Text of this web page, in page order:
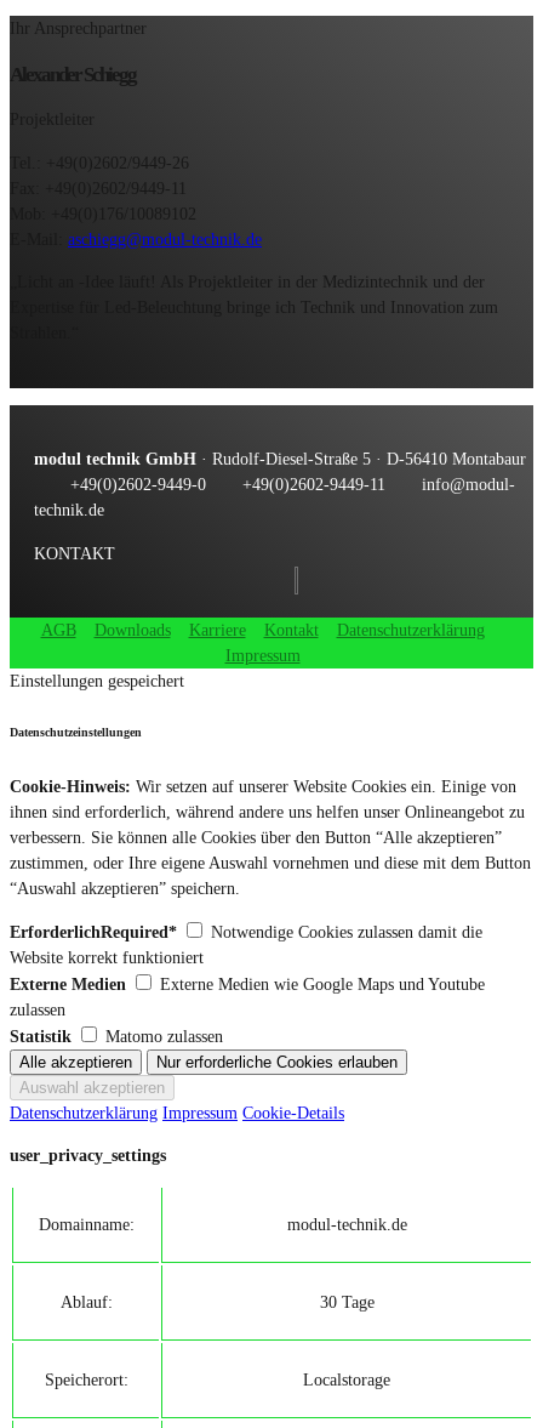
Ihr Ansprechpartner
Alexander Schiegg
Projektleiter
Tel.: +49(0)2602/9449-26
Fax: +49(0)2602/9449-11
Mob: +49(0)176/10089102
aschiegg@modul-technik.de
„Licht an -Idee läuft! Als Projektleiter in der Medizintechnik und der
Expertise für Led-Beleuchtung bringe ich Technik und Innovation zum
modul technik GmbH · Rudolf-Diesel-Straße 5 · D-56410 Montabaur
+49(0)2602-9449-0
+49(0)2602-9449-11
info@modul-
technik.de
KONTAKT
AGB Downloads Karriere Kontakt
Datenschutzerklärung
Impressum
Einstellungen gespeichert
Datenschutzeinstellungen
Cookie-Hinweis: Wir setzen auf unserer Website Cookies ein. Einige von
ihnen sind erforderlich, während andere uns helfen unser Onlineangebot zu
verbessern. Sie können alle Cookies über den Button “Alle akzeptieren”
zustimmen, oder Ihre eigene Auswahl vornehmen und diese mit dem Button
“Auswahl akzeptieren” speichern.
ErforderlichRequired*
Notwendige Cookies zulassen damit die
Website korrekt funktioniert
Externe Medien
Externe Medien wie Google Maps und Youtube
zulassen
Statistik
Matomo zulassen
Datenschutzerklärung Impressum Cookie-Details
user_privacy_settings
Domainname: modul-technik.de
Ablauf: 30 Tage
Speicherort: Localstorage